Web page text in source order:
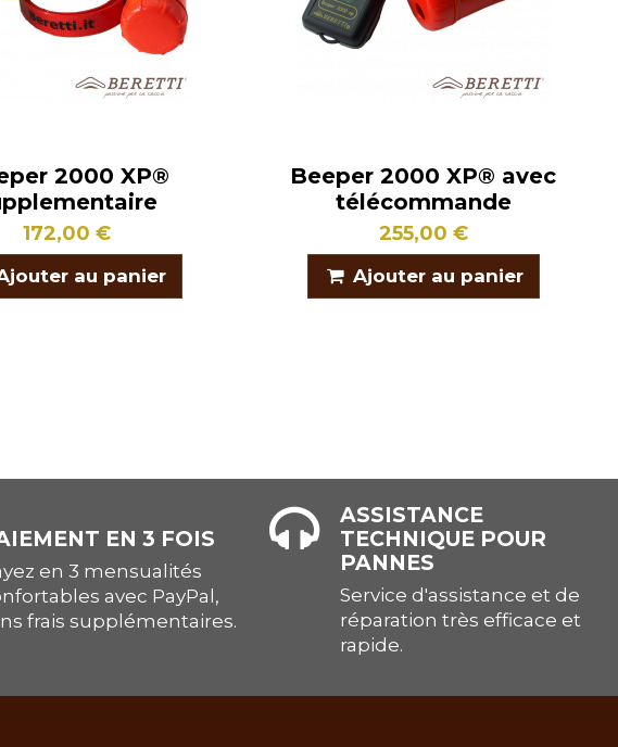
2000 XP®
172,00 €
au panier
Beeper 2000 XP® avec
télécommande
255,00 €
Ajouter au panier
EN 3 FOIS
en 3 mensualités
avec PayPal,
frais supplémentaires.
ASSISTANCE
TECHNIQUE POUR
PANNES
Service d'assistance et de
réparation très efficace et
rapide.